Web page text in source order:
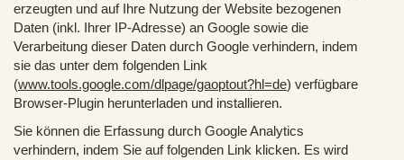
erzeugten und auf Ihre Nutzung der Website bezogenen
Daten (inkl. Ihrer IP-Adresse) an Google sowie die
Verarbeitung dieser Daten durch Google verhindern, indem
sie das unter dem folgenden Link
(www.tools.google.com/dlpage/gaoptout?hl=de) verfügbare
Browser-Plugin herunterladen und installieren.
Sie können die Erfassung durch Google Analytics
verhindern, indem Sie auf folgenden Link klicken. Es wird